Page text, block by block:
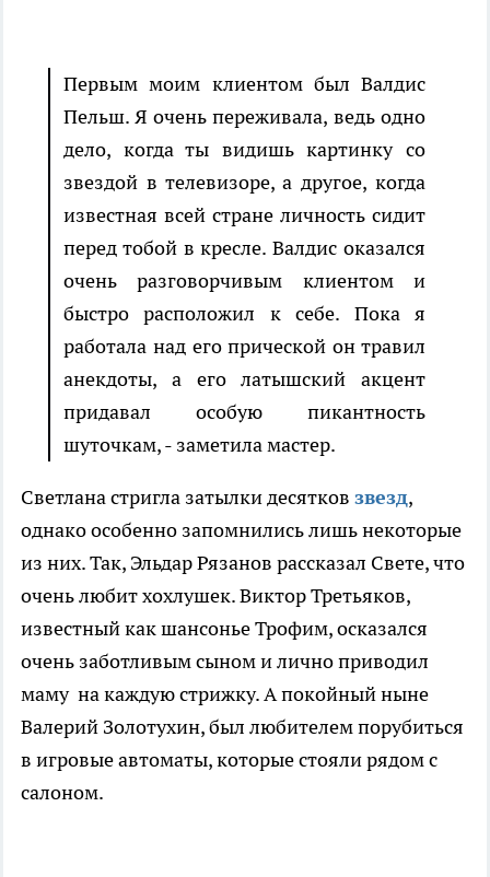
Первым моим клиентом был Валдис
Пельш. Я очень переживала, ведь одно
дело, когда ты видишь картинку со
звездой в телевизоре, а другое, когда
известная всей стране личность сидит
перед тобой в кресле. Валдис оказался
очень разговорчивым клиентом и
быстро расположил к себе. Пока я
работала над его прической он травил
анекдоты, а его латышский акцент
придавал особую пикантность
шуточкам, - заметила мастер.
Светлана стригла затылки десятков звезд,
однако особенно запомнились лишь некоторые
из них. Так, Эльдар Рязанов рассказал Свете, что
очень любит хохлушек. Виктор Третьяков,
известный как шансонье Трофим, осказался
очень заботливым сыном и лично приводил
маму на каждую стрижку. А покойный ныне
Валерий Золотухин, был любителем порубиться
в игровые автоматы, которые стояли рядом с
салоном.